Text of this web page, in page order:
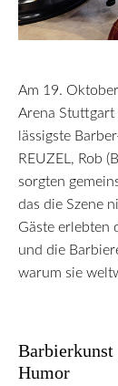
Am 19.
Arena
lässigste
REUZEL, Rob
sorgten
das die Szene
Gäste erlebten
und die
warum sie
Humor